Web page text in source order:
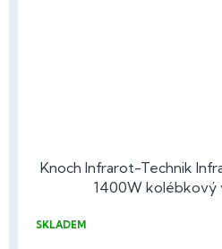
Knoch Infrarot-Technik
1400W kolébkový
SKLADEM